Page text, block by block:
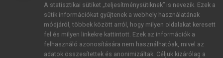
A statisztikai sütiket „teljesítménysütiknek” is nevezik. Ezek a
sütik információkat gyűjtenek a webhely használatának
módjáról, többek között arról, hogy milyen oldalakat keresett
fel és milyen linkekre kattintott. Ezek az információk a
felhasználó azonosítására nem használhatóak, mivel az
adatok összesítettek és anonimizáltak. Céljuk kizárólag a